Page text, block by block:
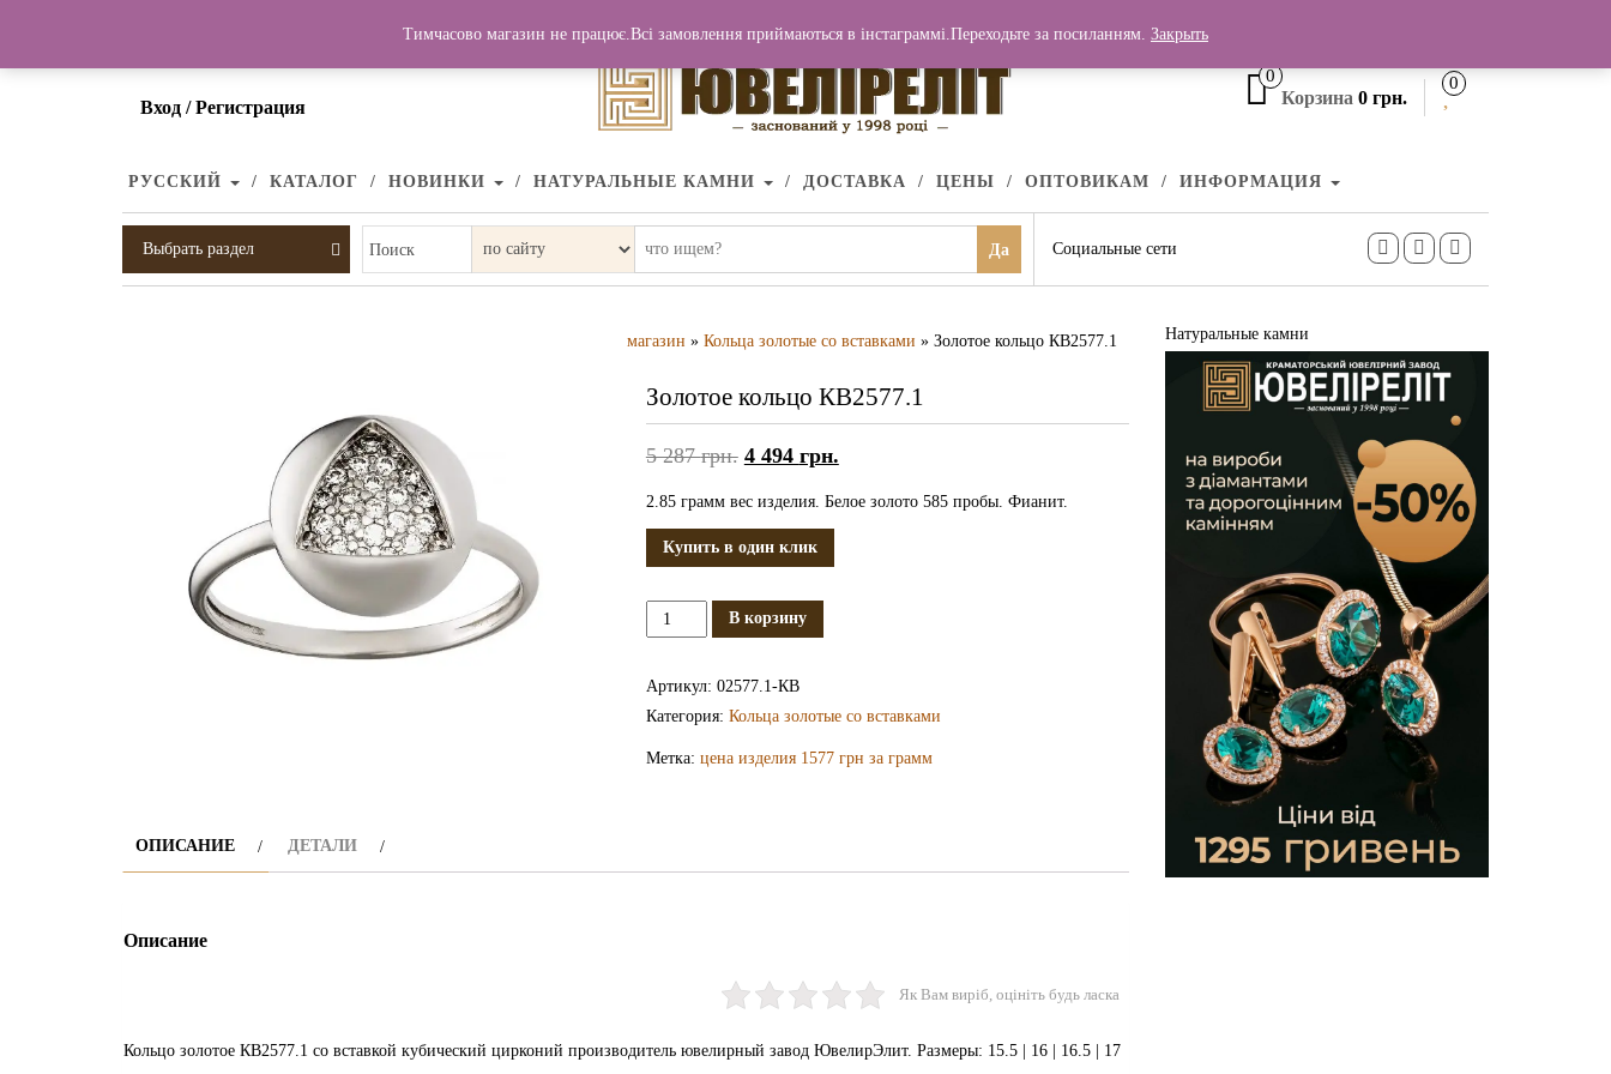
Вход / Регистрация
0
Корзина 0 грн.
0
РУССКИЙ КАТАЛОГ НОВИНКИ НАТУРАЛЬНЫЕ КАМНИ ДОСТАВКА ЦЕНЫ ОПТОВИКАМ ИНФОРМАЦИЯ
Выбрать раздел Поиск Да Социальные сети
магазин » Кольца золотые со вставками » Золотое кольцо КВ2577.1
Золотое кольцо КВ2577.1
5 287грн. 4 494 грн.
2.85 грамм вес изделия. Белое золото 585 пробы. Фианит.
Купить в один клик
Количество
Золотое
В корзину
Артикул: 02577.1-КВ
Категория: Кольца золотые со вставками
Метка: цена изделия 1577 грн за грамм
ОПИСАНИЕ ДЕТАЛИ
Описание
Як Вам виріб, оцініть будь ласка
Кольцо золотое КВ2577.1 со вставкой кубический цирконий производитель ювелирный завод ЮвелирЭлит. Размеры: 15.5 | 16 | 16.5 | 17
Натуральные камни
Тимчасово магазин не працює.Всі замовлення приймаються в інстаграммі.Переходьте за посиланням. Закрыть